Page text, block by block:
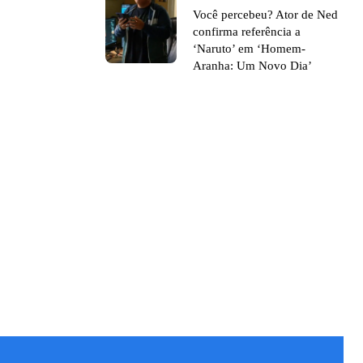
Você percebeu? Ator de Ned
confirma referência a
‘Naruto’ em ‘Homem-
Aranha: Um Novo Dia’